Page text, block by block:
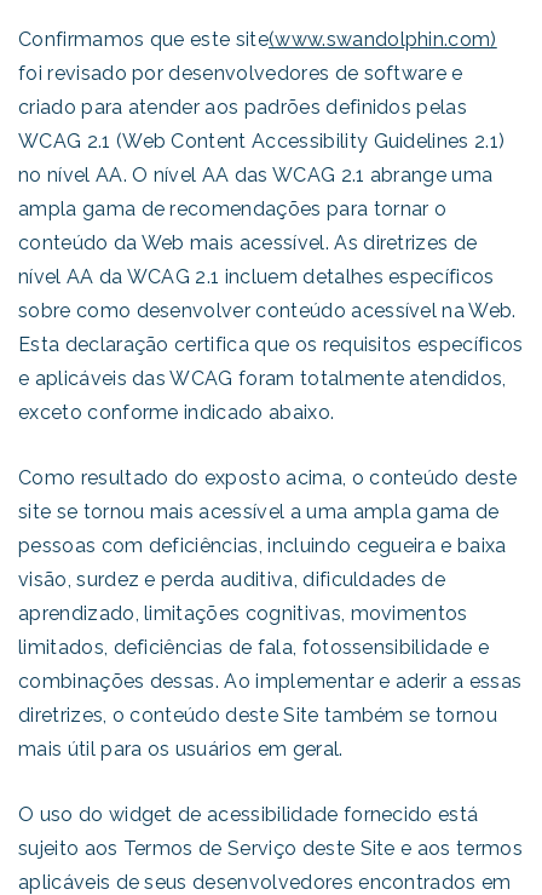
Confirmamos que este site(www.swandolphin.com)
foi revisado por desenvolvedores de software e
criado para atender aos padrões definidos pelas
WCAG 2.1 (Web Content Accessibility Guidelines 2.1)
no nível AA. O nível AA das WCAG 2.1 abrange uma
ampla gama de recomendações para tornar o
conteúdo da Web mais acessível. As diretrizes de
nível AA da WCAG 2.1 incluem detalhes específicos
sobre como desenvolver conteúdo acessível na Web.
Esta declaração certifica que os requisitos específicos
e aplicáveis das WCAG foram totalmente atendidos,
exceto conforme indicado abaixo.
Como resultado do exposto acima, o conteúdo deste
site se tornou mais acessível a uma ampla gama de
pessoas com deficiências, incluindo cegueira e baixa
visão, surdez e perda auditiva, dificuldades de
aprendizado, limitações cognitivas, movimentos
limitados, deficiências de fala, fotossensibilidade e
combinações dessas. Ao implementar e aderir a essas
diretrizes, o conteúdo deste Site também se tornou
mais útil para os usuários em geral.
O uso do widget de acessibilidade fornecido está
sujeito aos Termos de Serviço deste Site e aos termos
aplicáveis de seus desenvolvedores encontrados em